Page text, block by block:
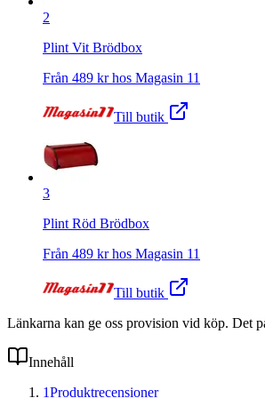
2
Plint Vit Brödbox
Från 489 kr hos Magasin 11
Till butik
3
Plint Röd Brödbox
Från 489 kr hos Magasin 11
Till butik
Länkarna kan ge oss provision vid köp. Det
Innehåll
1Produktrecensioner